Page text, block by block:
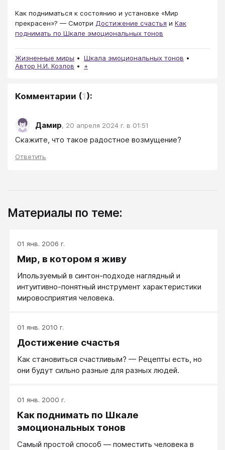
Как подниматься к состоянию и установке «Мир
прекрасен»? — Смотри Достижение счастья и Как
поднимать по Шкале эмоциональных тонов
Жизненные миры
Шкала эмоциональных тонов
Автор Н.И. Козлов
+
Комментарии (1):
Дамир, 20 апреля 2024 г. в 01:51
Скажите, что такое радостное возмущение?
Ответить
Материалы по теме:
01 янв. 2006 г.
Мир, в котором я живу
Ипользуемый в синтон-подходе наглядный и
интуитивно-понятный инструмент характеристики
мировосприятия человека.
01 янв. 2010 г.
Достижение счастья
Как становиться счастливым? — Рецепты есть, но
они будут сильно разные для разных людей.
01 янв. 2000 г.
Как поднимать по Шкале
эмоциональных тонов
Самый простой способ — поместить человека в